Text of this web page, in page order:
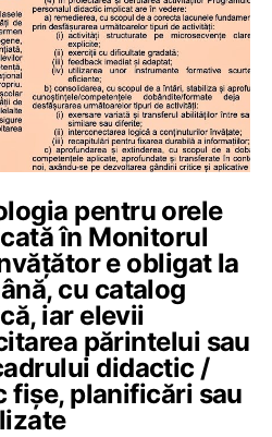
pentru orele
în Monitorul
e obligat la
cu catalog
iar elevii
părintelui sau
didactic /
fișe, planificări sau